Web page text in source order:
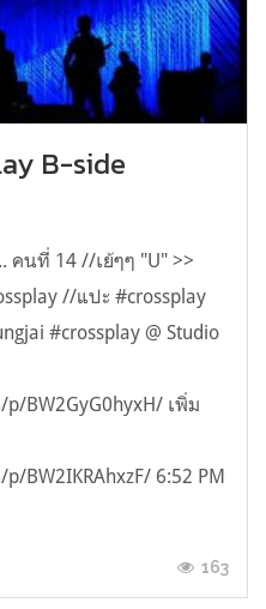
B-side
คนที่ 14 //เย้ๆๆ "U" >>
//แปะ #crossplay
#crossplay @ Studio
BW2GyG0hyxH/ เพิ่ม
BW2IKRAhxzF/ 6:52 PM
163